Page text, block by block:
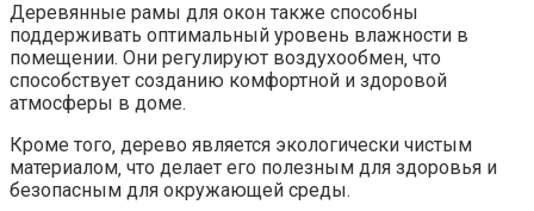
Деревянные рамы для окон также способны
поддерживать оптимальный уровень влажности в
помещении.​ Они регулируют воздухообмен‚ что
способствует созданию комфортной и здоровой
атмосферы в доме.​
Кроме того‚ дерево является экологически чистым
материалом‚ что делает его полезным для здоровья и
безопасным для окружающей среды.​